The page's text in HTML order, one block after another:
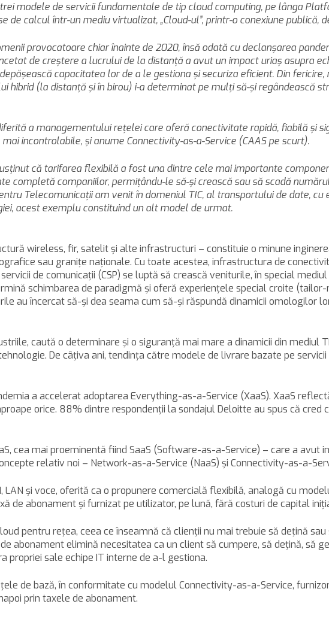
modele de servicii fundamentale de tip cloud computing, pe lânga
de calcul într-un mediu virtualizat, „Cloud-ul”, printr-o conexiune publică,
provocatoare chiar înainte de 2020, însă odată cu declanşarea
de creştere a lucrului de la distanţă a avut un impact uriaş asupra
capacitatea lor de a le gestiona şi securiza eficient. Din
(la distanţă şi în birou) i-a determinat pe mulţi să-şi regândească
a managementului reţelei care oferă conectivitate rapidă, fiabilă şi
incontrolabile, şi anume Connectivity-as-a-Service (CAAS pe scurt).
că tarifarea flexibilă a fost una dintre cele mai importante
completă companiilor, permiţându-le să-şi crească sau să scadă
Telecomunicaţii am venit în domeniul TIC, al transportului de date, cu
acest exemplu constituind un alt model de urmat.
wireless, fir, satelit şi alte infrastructuri – constituie o minune
sau graniţe naţionale. Cu toate acestea, infrastructura de
de comunicaţii (CSP) se luptă să crească veniturile, în special
schimbarea de paradigmă şi oferă experienţele special croite
au încercat să-şi dea seama cum să-şi răspundă dinamicii omologilor
caută o determinare şi o siguranţă mai mare a dinamicii din mediul
De câţiva ani, tendinţa către modele de livrare bazate pe
a accelerat adoptarea Everything-as-a-Service (XaaS). XaaS
orice. 88% dintre respondenţii la sondajul Deloitte au spus că cred
cea mai proeminentă fiind SaaS (Software-as-a-Service) – care a avut
relativ noi – Network-as-a-Service (NaaS) şi Connectivity-as-a-
şi voce, oferită ca o propunere comercială flexibilă, analogă cu
de abonament şi furnizat pe utilizator, pe lună, fără costuri de capital
pentru reţea, ceea ce înseamnă că clienţii nu mai trebuie să deţină sau
abonament elimină necesitatea ca un client să cumpere, să deţină, să
propriei sale echipe IT interne de a-l gestiona.
de bază, în conformitate cu modelul Connectivity-as-a-Service,
prin taxele de abonament.